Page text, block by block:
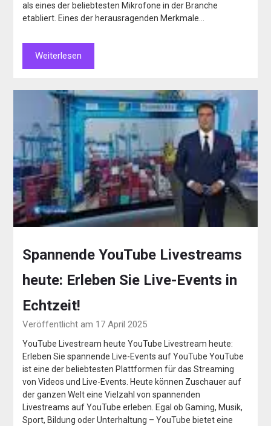
als eines der beliebtesten Mikrofone in der Branche
etabliert. Eines der herausragenden Merkmale…
Weiterlesen
Spannende YouTube Livestreams
heute: Erleben Sie Live-Events in
Echtzeit!
Veröffentlicht am 17 April 2025
YouTube Livestream heute YouTube Livestream heute:
Erleben Sie spannende Live-Events auf YouTube YouTube
ist eine der beliebtesten Plattformen für das Streaming
von Videos und Live-Events. Heute können Zuschauer auf
der ganzen Welt eine Vielzahl von spannenden
Livestreams auf YouTube erleben. Egal ob Gaming, Musik,
Sport, Bildung oder Unterhaltung – YouTube bietet eine